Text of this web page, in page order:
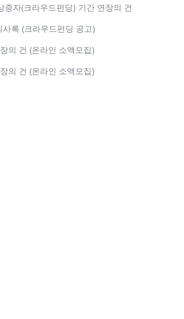
증자(크라우드펀딩) 기간 연장의 건
록 (크라우드펀딩 공고)
의 건 (온라인 소액모집)
의 건 (온라인 소액모집)